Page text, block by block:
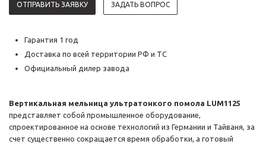
ОТПРАВИТЬ ЗАЯВКУ ЗАДАТЬ ВОПРОС
Гарантия 1 год
Доставка по всей территории РФ и ТС
Официальный дилер завода
Вертикальная мельница ультратонкого помола LUM1125
представляет собой промышленное оборудование,
спроектированное на основе технологий из Германии и Тайваня, за
счет существенно сокращается время обработки, а готовый